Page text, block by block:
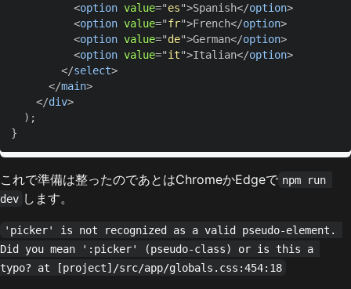
<option value="es">Spanish</option>
<option value="fr">French</option>
<option value="de">German</option>
<option value="it">Italian</option>
</select>
</main>
</div>
) ;
}
これで準備は整ったのであとはChromeかEdgeで npm run
dev します。
'picker' is not recognized as a valid pseudo-element.
Did you mean ':picker' (pseudo-class) or is this a
typo? at [project]/src/app/globals.css:454:18